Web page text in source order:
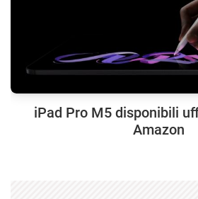
iPad Pro M5 disponibili
Amazon